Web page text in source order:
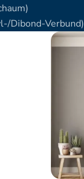
Dibond-Verbund)